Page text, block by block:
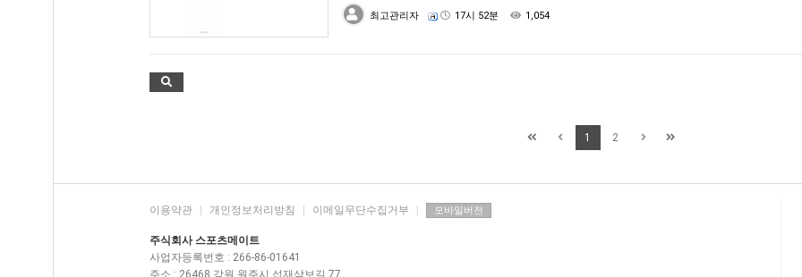
최고관리자 17시 52분 1,054
1 2
이용약관 개인정보처리방침 이메일무단수집거부 모바일버전
주식회사 스포츠메이트
사업자등록번호 : 266-86-01641
주소 : 26468 강원 원주시 섭재삼보길 77